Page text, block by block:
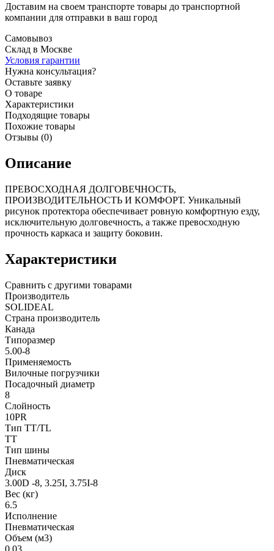
Доставим на своем транспорте товары до транспортной
компании для отправки в ваш город
Самовывоз
Склад в Москве
Условия гарантии
Нужна консультация?
Оставьте заявку
О товаре
Характеристики
Подходящие товары
Похожие товары
Отзывы (0)
Описание
ПРЕВОСХОДНАЯ ДОЛГОВЕЧНОСТЬ,
ПРОИЗВОДИТЕЛЬНОСТЬ И КОМФОРТ. Уникальный
рисунок протектора обеспечивает ровную комфортную езду,
исключительную долговечность, а также превосходную
прочность каркаса и защиту боковин.
Характеристики
Сравнить с другими товарами
Производитель
SOLIDEAL
Страна производитель
Канада
Типоразмер
5.00-8
Применяемость
Вилочные погрузчики
Посадочный диаметр
8
Слойность
10PR
Тип TT/TL
TT
Тип шины
Пневматическая
Диск
3.00D -8, 3.25I, 3.75I-8
Вес (кг)
6.5
Исполнение
Пневматическая
Объем (м3)
0.03